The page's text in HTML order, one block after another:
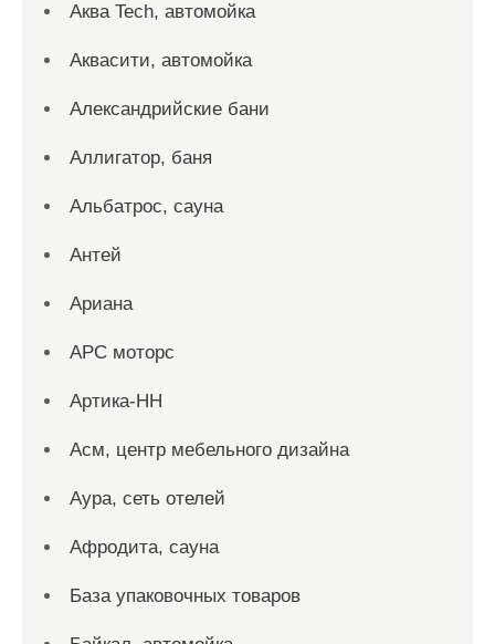
Аква Tech, автомойка
Аквасити, автомойка
Александрийские бани
Аллигатор, баня
Альбатрос, сауна
Антей
Ариана
АРС моторс
Артика-НН
Асм, центр мебельного дизайна
Аура, сеть отелей
Афродита, сауна
База упаковочных товаров